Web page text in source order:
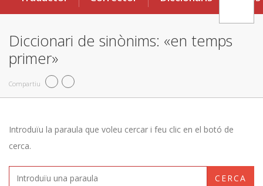
Diccionari de sinònims: «en temps
primer»
Compartiu
Introduïu la paraula que voleu cercar i feu clic en el botó de
cerca.
CERCA